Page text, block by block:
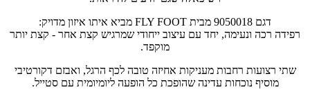
דגם 9050018 מבית FLY FOOT מביא איתו איזון מדויק:
רפידה רכה ונעימה, יחד עם עיצוב ייחודי שמרגיש קצת אחר - קצת יותר
מוקפד.
שתי רצועות רחבות מעניקות אחיזה טובה לכף הרגל, ואבזם דקורטיבי
מוסיף נוכחות עדינה שהופכת כל הופעה ליומיומית עם סטייל.